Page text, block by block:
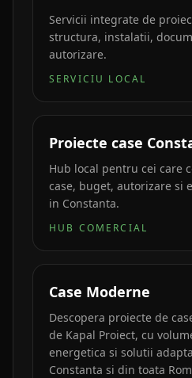
Servicii integrate de
structura, instalatii,
autorizare.
SERVICIU LOCAL
Proiecte case
Hub local pentru cei care
case, buget, autorizare si
in Constanta.
HUB COMERCIAL
Case Moderne
Descopera proiecte de
de Kapal Proiect, cu
energetica si solutii
Constanta si din toata